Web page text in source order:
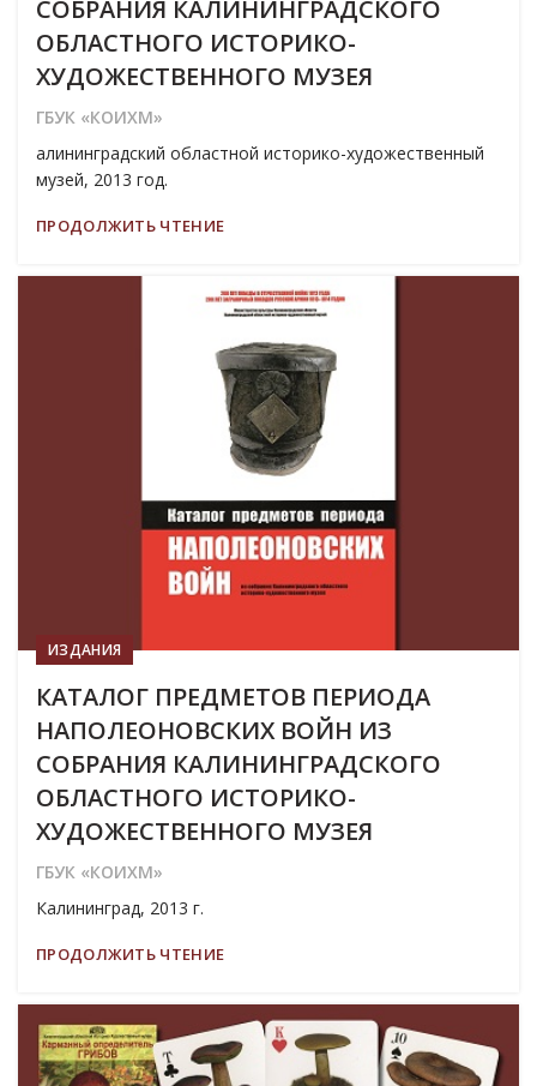
СОБРАНИЯ КАЛИНИНГРАДСКОГО
ОБЛАСТНОГО ИСТОРИКО-
ХУДОЖЕСТВЕННОГО МУЗЕЯ
ГБУК «КОИХМ»
алининградский областной историко-художественный
музей, 2013 год.
ПРОДОЛЖИТЬ ЧТЕНИЕ
ИЗДАНИЯ
КАТАЛОГ ПРЕДМЕТОВ ПЕРИОДА
НАПОЛЕОНОВСКИХ ВОЙН ИЗ
СОБРАНИЯ КАЛИНИНГРАДСКОГО
ОБЛАСТНОГО ИСТОРИКО-
ХУДОЖЕСТВЕННОГО МУЗЕЯ
ГБУК «КОИХМ»
Калининград, 2013 г.
ПРОДОЛЖИТЬ ЧТЕНИЕ
19
МАР